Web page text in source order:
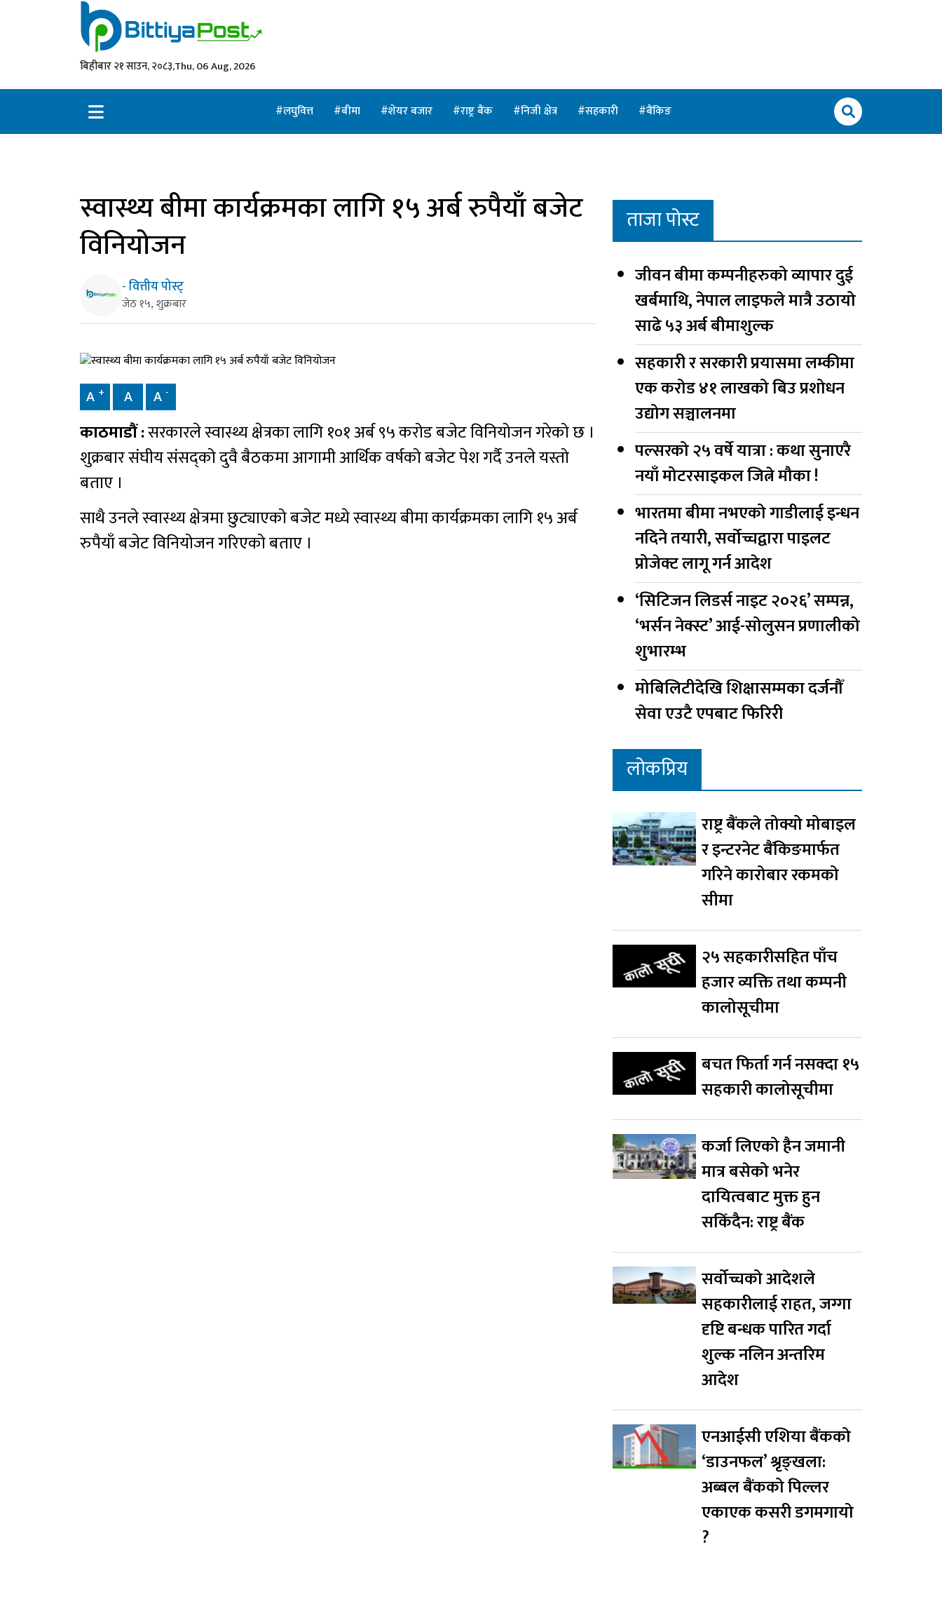
बिहीबार २१ साउन, २०८३,Thu, 06 Aug, 2026
लघुवित्त बीमा शेयर बजार राष्ट्र बैंक निजी क्षेत्र सहकारी बैंकिङ
स्वास्थ्य बीमा कार्यक्रमका लागि १५ अर्ब रुपैयाँ बजेट
विनियोजन
- वित्तीय पोस्ट्
जेठ १५, शुक्रबार
A + A A -
काठमाडौं :सरकारले स्वास्थ्य क्षेत्रका लागि १०१ अर्ब ९५ करोड बजेट विनियोजन गरेको छ ।
शुक्रबार संघीय संसद्को दुवै बैठकमा आगामी आर्थिक वर्षको बजेट पेश गर्दै उनले यस्तो
बताए ।
साथै उनले स्वास्थ्य क्षेत्रमा छुट्याएको बजेट मध्ये स्वास्थ्य बीमा कार्यक्रमका लागि १५ अर्ब
रुपैयाँ बजेट विनियोजन गरिएको बताए ।
ताजा पोस्ट
जीवन बीमा कम्पनीहरुको व्यापार दुई
खर्बमाथि, नेपाल लाइफले मात्रै उठायो
साढे ५३ अर्ब बीमाशुल्क
सहकारी र सरकारी प्रयासमा लम्कीमा
एक करोड ४१ लाखको बिउ प्रशोधन
उद्योग सञ्चालनमा
पल्सरको २५ वर्षे यात्रा : कथा सुनाएरै
नयाँ मोटरसाइकल जित्ने मौका !
भारतमा बीमा नभएको गाडीलाई इन्धन
नदिने तयारी, सर्वोच्चद्वारा पाइलट
प्रोजेक्ट लागू गर्न आदेश
‘सिटिजन लिडर्स नाइट २०२६’ सम्पन्न,
‘भर्सन नेक्स्ट’ आई-सोलुसन प्रणालीको
शुभारम्भ
मोबिलिटीदेखि शिक्षासम्मका दर्जनौँ
सेवा एउटै एपबाट फिरिरी
लोकप्रिय
राष्ट्र बैंकले तोक्यो मोबाइल
र इन्टरनेट बैंकिङमार्फत
गरिने कारोबार रकमको
सीमा
२५ सहकारीसहित पाँच
हजार व्यक्ति तथा कम्पनी
कालोसूचीमा
बचत फिर्ता गर्न नसक्दा १५
सहकारी कालोसूचीमा
कर्जा लिएको हैन जमानी
मात्र बसेको भनेर
दायित्वबाट मुक्त हुन
सकिँदैन: राष्ट्र बैंक
सर्वोच्चको आदेशले
सहकारीलाई राहत, जग्गा
दृष्टि बन्धक पारित गर्दा
शुल्क नलिन अन्तरिम
आदेश
एनआईसी एशिया बैंकको
‘डाउनफल’ श्रृङ्खला:
अब्बल बैंकको पिल्लर
एकाएक कसरी डगमगायो
?